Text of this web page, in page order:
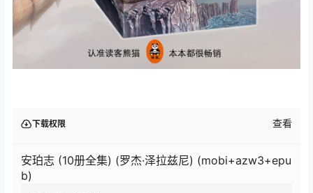
下载权限 查看
安珀志 (10册全集) (罗杰·泽拉兹尼) (mobi+azw3+epu
b)